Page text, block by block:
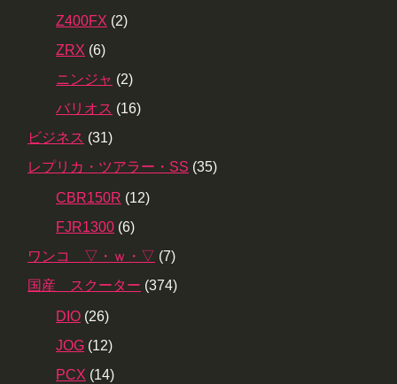
Z400FX (2)
ZRX (6)
ニンジャ (2)
バリオス (16)
ビジネス (31)
レプリカ・ツアラー・SS (35)
CBR150R (12)
FJR1300 (6)
ワンコ ▽・ｗ・▽ (7)
国産 スクーター (374)
DIO (26)
JOG (12)
PCX (14)